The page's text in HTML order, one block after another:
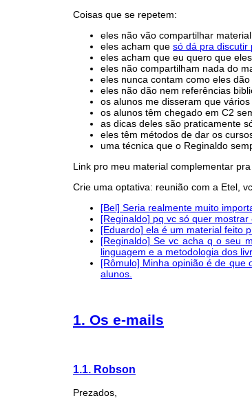
Coisas que se repetem:
eles não vão compartilhar
eles acham que só dá pra discutir
eles acham que eu quero que
eles não compartilham nada do
eles nunca contam como eles
eles não dão nem referências
os alunos me disseram que
os alunos têm chegado em C2
as dicas deles são praticamente
eles têm métodos de dar os
uma técnica que o Reginaldo
Link pro meu material complementar
Crie uma optativa: reunião com a Etel,
[Bel] Seria realmente muito
[Reginaldo] pq vc só quer
[Eduardo] ela é um material feito
[Reginaldo] Se vc acha q o seu
linguagem e a metodologia dos
[Rômulo] Minha opinião é de que
alunos.
1. Os e-mails
1.1. Robson
Prezados,